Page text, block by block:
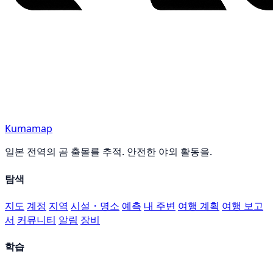
Kumamap
일본 전역의 곰 출몰를 추적. 안전한 야외 활동을.
탐색
지도 계정 지역 시설・명소 예측 내 주변 여행 계획 여행 보고
서 커뮤니티 알림 장비
학습